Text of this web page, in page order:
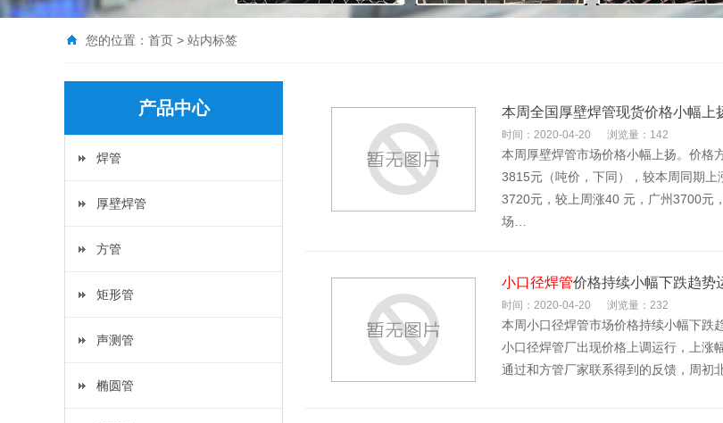
您的位置： 首页 > 站内标签
产品中心
焊管
厚壁焊管
方管
矩形管
声测管
椭圆管
本周全国厚壁焊管现货价格小幅上
时间：2020-04-20 浏览量：142
本周厚壁焊管市场价格小幅上扬。价格
3815元（吨价，下同），较本周同期
3720元，较上周涨40 元，广州3700元
场…
小口径焊管价格持续小幅下跌趋势
时间：2020-04-20 浏览量：232
本周小口径焊管市场价格持续小幅下跌
小口径焊管厂出现价格上调运行，上涨
通过和方管厂家联系得到的反馈，周初